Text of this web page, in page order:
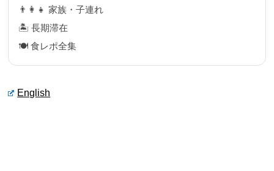
👨‍👩‍👧 家族・子連れ
🏝 長期滞在
🍽 食レポ全集
English